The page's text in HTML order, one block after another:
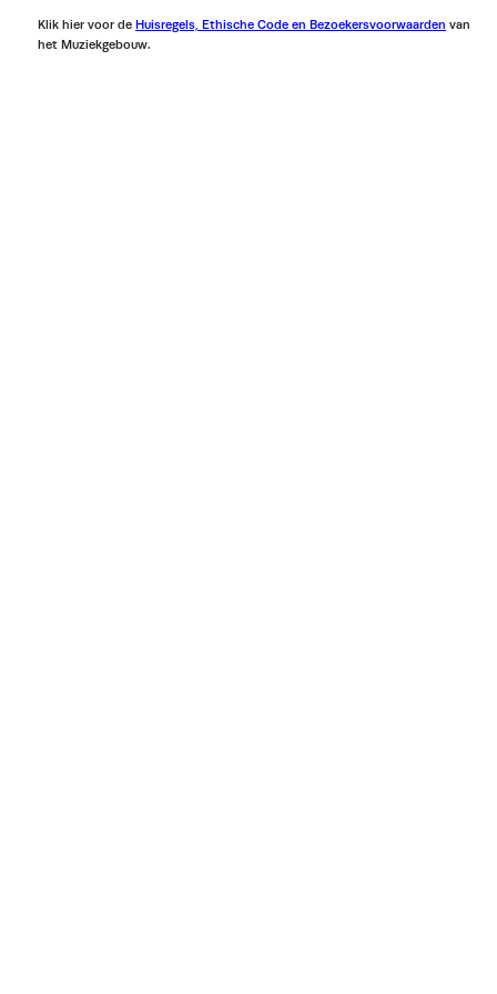
Klik hier voor de Huisregels, Ethische Code en Bezoekersvoorwaarden van
het Muziekgebouw.